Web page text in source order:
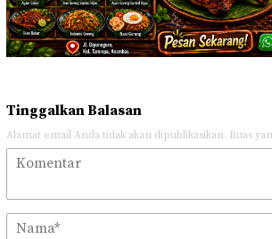
Tinggalkan Balasan
Alamat email Anda tidak akan dipublikasikan. Ruas